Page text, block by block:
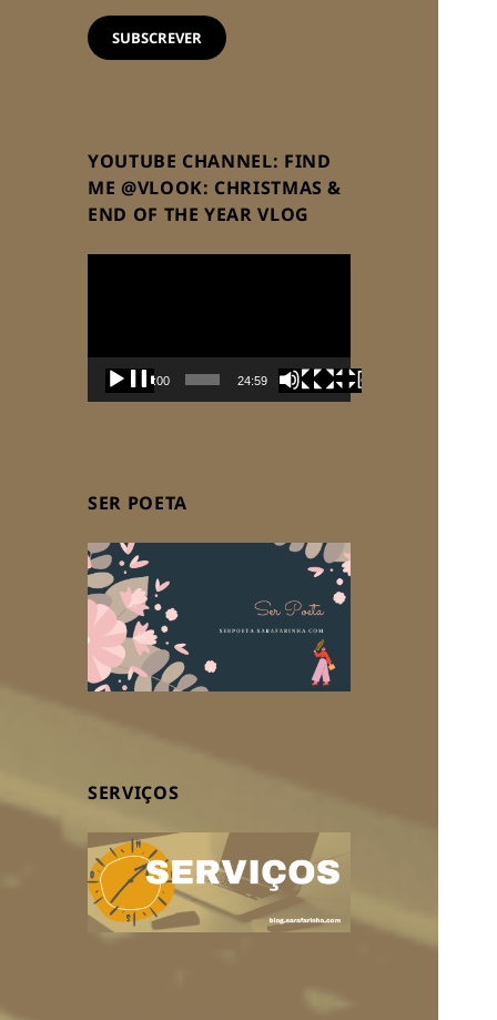
email
SUBSCREVER
YOUTUBE CHANNEL: FIND
ME @VLOOK: CHRISTMAS &
END OF THE YEAR VLOG
00:00 24:59
SER POETA
SERVIÇOS